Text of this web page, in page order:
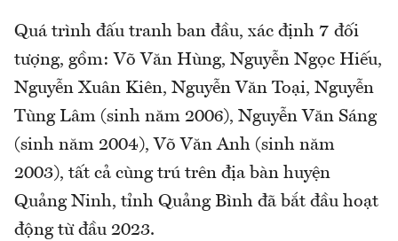
Quá trình đấu tranh ban đầu, xác định 7 đối
tượng, gồm: Võ Văn Hùng, Nguyễn Ngọc Hiếu,
Nguyễn Xuân Kiên, Nguyễn Văn Toại, Nguyễn
Tùng Lâm (sinh năm 2006), Nguyễn Văn Sáng
(sinh năm 2004), Võ Văn Anh (sinh năm
2003), tất cả cùng trú trên địa bàn huyện
Quảng Ninh, tỉnh Quảng Bình đã bắt đầu hoạt
động từ đầu 2023.